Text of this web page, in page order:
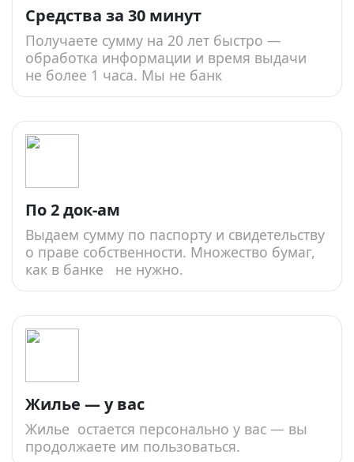
Средства за 30 минут
Получаете сумму на 20 лет быстро —
обработка информации и время выдачи
не более 1 часа. Мы не банк
По 2 док-ам
Выдаем сумму по паспорту и свидетельству
о праве собственности. Множество бумаг,
как в банке не нужно.
Жилье — у вас
Жилье остается персонально у вас — вы
продолжаете им пользоваться.